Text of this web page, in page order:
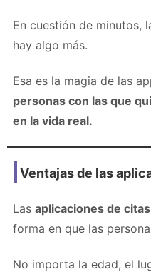
En cuestión de minutos,
hay algo más.
Esa es la magia de las
personas con las que
en la vida real.
Ventajas de las
Las aplicaciones de
forma en que las
No importa la edad, el